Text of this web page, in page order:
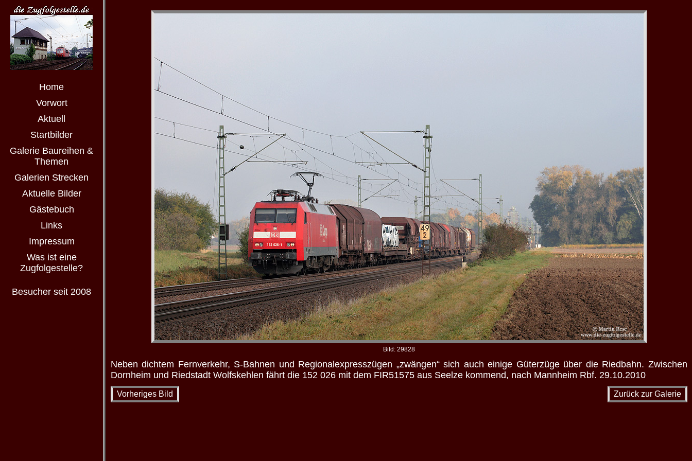
Home
Vorwort
Aktuell
Startbilder
Galerie Baureihen &
Themen
Galerien Strecken
Aktuelle Bilder
Gästebuch
Links
Impressum
Was ist eine
Zugfolgestelle?
Besucher seit 2008
Bild: 29828
Neben dichtem Fernverkehr, S-Bahnen und Regionalexpresszügen „zwängen“ sich auch einige Güterzüge über die Riedbahn. Zwischen
Dornheim und Riedstadt Wolfskehlen fährt die 152 026 mit dem FIR51575 aus Seelze kommend, nach Mannheim Rbf. 29.10.2010
Vorheriges Bild Zurück zur Galerie